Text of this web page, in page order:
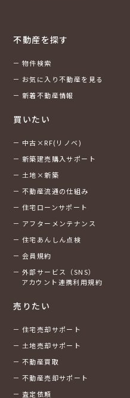
不動産を探す
物件検索
お気に入り不動産を見る
新着不動産情報
買いたい
中古×RF(リノベ)
新築建売購入サポート
土地×新築
不動産流通の仕組み
住宅ローンサポート
アフターメンテナンス
住宅あんしん点検
会員規約
外部サービス（SNS）
アカウント連携利用規約
売りたい
住宅売却サポート
土地売却サポート
不動産買取
不動産売却サポート
査定依頼